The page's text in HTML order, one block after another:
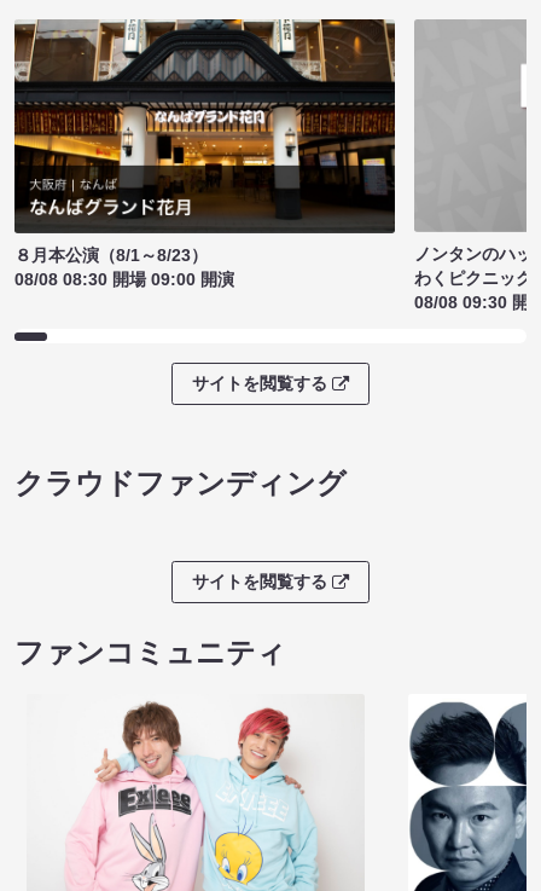
８月本公演（8/1～8/23）
08/08 08:30 開場 09:00 開演
ノンタンのハッ
わくピクニック
08/08 09:30 開
サイトを閲覧する
クラウドファンディング
サイトを閲覧する
ファンコミュニティ